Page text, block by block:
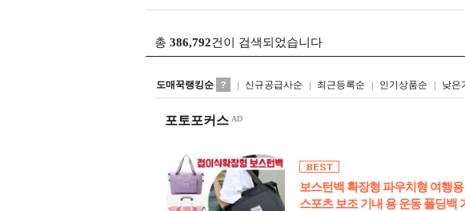
총 386,792건이 검색되었습니다
도매꾹랭킹순 신규공급사순 최근등록순 인기상품순 낮은
리스트형갤러리형
포토포커스
보스턴백 확장형 파우치형 여행
스포츠 보조 기내 용 운동 폴딩백